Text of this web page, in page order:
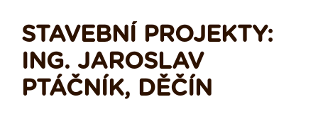
STAVEBNÍ PROJEKTY:
ING. JAROSLAV
PTÁČNÍK, DĚČÍN